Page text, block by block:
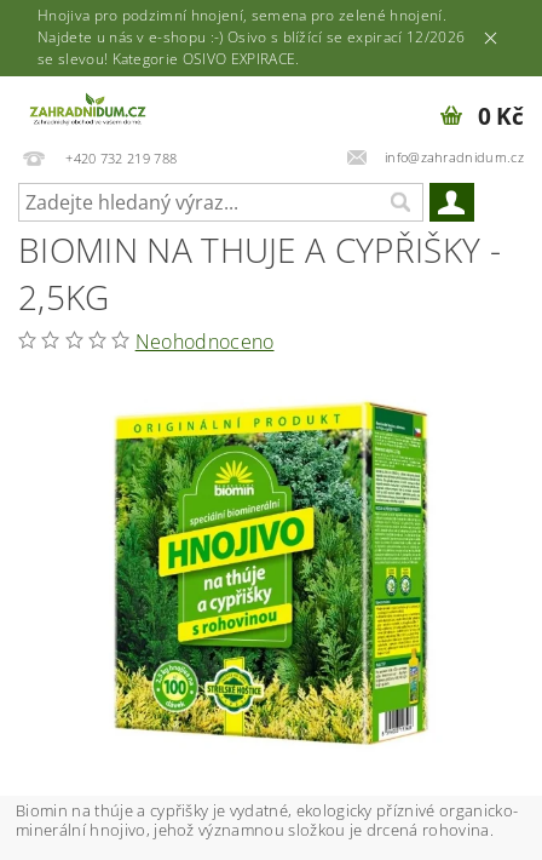
Hnojiva pro podzimní hnojení, semena pro zelené hnojení.
Najdete u nás v e-shopu :-) Osivo s blížící se expirací 12/2026
se slevou! Kategorie OSIVO EXPIRACE.
+420 732 219 788 info@zahradnidum.cz
0 Kč
BIOMIN NA THUJE A CYPŘIŠKY -
2,5KG
Neohodnoceno
Biomin na thúje a cypřišky je vydatné, ekologicky příznivé organicko-
minerální hnojivo, jehož významnou složkou je drcená rohovina.